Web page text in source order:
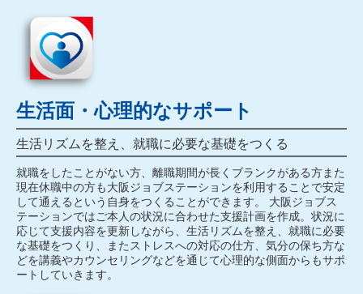
生活面・心理的なサポート
生活リズムを整え、就職に必要な基礎をつくる
就職をしたことがない⽅、離職期間が⻑くブランクがある⽅また
現在休職中の⽅も⼤阪ジョブステーションを利⽤することで安定
して通えるという⾃⾝をつくることができます。 ⼤阪ジョブス
テーションではご本⼈の状況に合わせた⽀援計画を作成。状況に
応じて⽀援内容を更新しながら、⽣活リズムを整え、就職に必要
な基礎をつくり、またストレスへの対応の仕⽅、気分の保ち⽅な
どを講義やカウンセリングなどを通じて⼼理的な側⾯からもサポ
ートしていきます。